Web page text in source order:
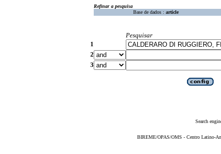
Refinar a pesquisa
Base de dados : article
Pesquisar
1
2
3
Search
BIREME/OPAS/OMS - Centro Latino-